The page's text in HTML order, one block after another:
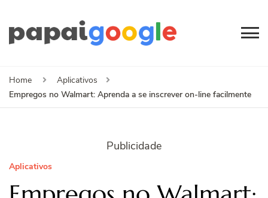
Home
Aplicativos
Empregos no Walmart: Aprenda a se inscrever on-line facilmente
Publicidade
Aplicativos